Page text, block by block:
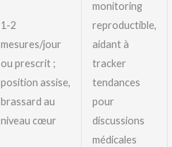
1-2
mesures/jour
ou prescrit ;
position assise,
brassard au
niveau cœur
monitoring
reproductible,
aidant à
tracker
tendances
pour
discussions
médicales